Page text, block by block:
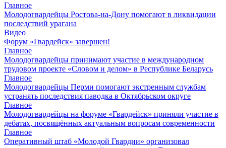
Главное
Молодогвардейцы Ростова-на-Дону помогают в ликвидации
последствий урагана
Видео
Форум «Гвардейск» завершен!
Главное
Молодогвардейцы принимают участие в международном
трудовом проекте «Словом и делом» в Республике Беларусь
Главное
Молодогвардейцы Перми помогают экстренным службам
устранять последствия паводка в Октябрьском округе
Главное
Молодогвардейцы на форуме «Гвардейск» приняли участие в
дебатах, посвящённых актуальным вопросам современности
Главное
Оперативный штаб «Молодой Гвардии» организовал